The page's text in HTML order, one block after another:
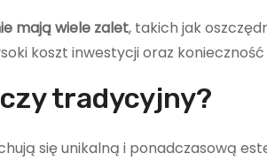
mają wiele zalet, takich jak
koszt inwestycji oraz
tradycyjny?
się unikalną i ponadczasową